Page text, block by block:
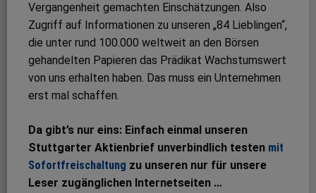
Vergangenheit gemachten Einschätzungen. Also
Zugriff auf Informationen zu unseren „84 Lieblingen“,
die unter rund 100.000 weltweit an den Börsen
gehandelten Papieren das Prädikat Wachstumswert
von uns erhalten haben. Das muss ein Unternehmen
erst mal schaffen.
Da gibt’s nur eins: Einfach einmal unseren
Stuttgarter Aktienbrief unverbindlich testen mit
Sofortfreischaltung zu unseren nur für unsere
Leser zugänglichen Internetseiten …